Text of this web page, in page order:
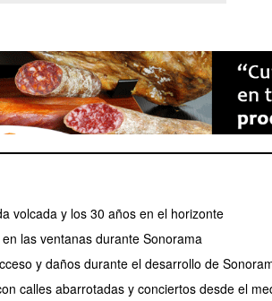
volcada y los 30 años en el horizonte
las ventanas durante Sonorama
y daños durante el desarrollo de
calles abarrotadas y conciertos desde el